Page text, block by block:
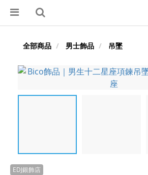
全部商品 男士飾品 吊墜